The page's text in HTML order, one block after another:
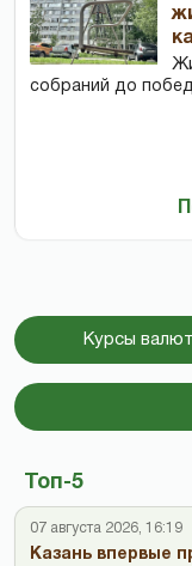
собраний до
Курсы валют
Топ-5
07 августа 2026, 16:19
Казань впервые